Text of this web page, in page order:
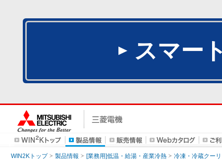
スマー
WIN2Kトップ 製品情報 [業務用]低温・給湯・産業冷熱 冷凍・冷蔵クー